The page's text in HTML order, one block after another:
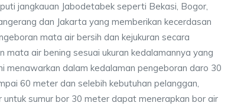
jangkauan Jabodetabek seperti Bekasi, Bogor,
dan Jakarta yang memberikan kecerdasan
mata air bersih dan kejukuran secara
mata air bening sesuai ukuran kedalamannya yang
menawarkan dalam kedalaman pengeboran daro 30
60 meter dan selebih kebutuhan pelanggan,
untuk sumur bor 30 meter dapat menerapkan bor air